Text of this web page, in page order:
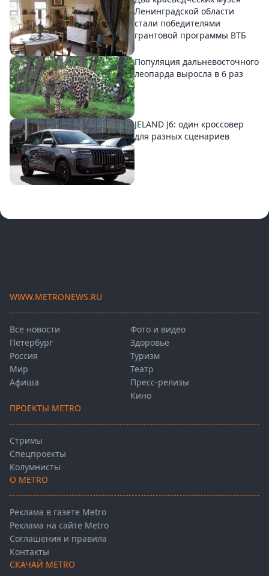
Ленинградской области
стали победителями
грантовой программы ВТБ
Популяция дальневосточного
леопарда выросла в 6 раз
JELAND J6: один кроссовер
для разных сценариев
WWW.METRONEWS.RU
Все новости
Петербург
Россия
Мир
Афиша
Фото и видео
Здоровье
Туризм
Театр
Пресс-релизы
Кино
ПРОЕКТЫ METRO
Стримы
Спецпроекты
Колумнисты
О METRO
Реклама в газете Metro
Реклама на сайте Metro
Соглашения и правила
Контакты
СКАЧАЙ METRO